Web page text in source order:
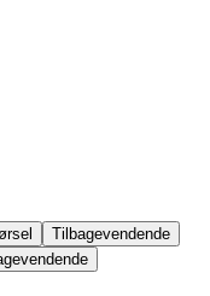
Tilbagevendende